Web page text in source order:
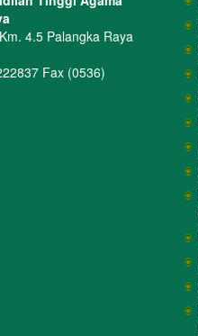
4.5 Palangka Raya
Fax (0536)